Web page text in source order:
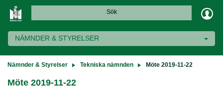
Sök
NÄMNDER & STYRELSER
Nämnder & Styrelser Tekniska nämnden Möte 2019-11-22
Möte 2019-11-22